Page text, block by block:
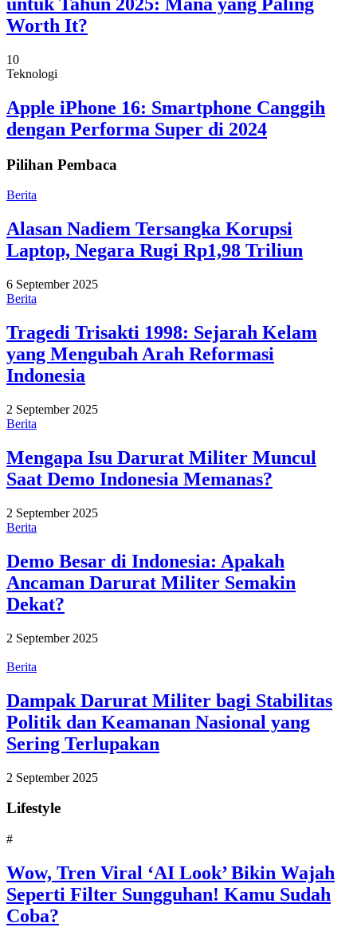
Worth It?
10
Teknologi
Apple iPhone 16: Smartphone Canggih
dengan Performa Super di 2024
Pilihan Pembaca
Berita
Alasan Nadiem Tersangka Korupsi
Laptop, Negara Rugi Rp1,98 Triliun
6 September 2025
Berita
Tragedi Trisakti 1998: Sejarah Kelam
yang Mengubah Arah Reformasi
Indonesia
2 September 2025
Berita
Mengapa Isu Darurat Militer Muncul
Saat Demo Indonesia Memanas?
2 September 2025
Berita
Demo Besar di Indonesia: Apakah
Ancaman Darurat Militer Semakin
Dekat?
2 September 2025
Berita
Dampak Darurat Militer bagi Stabilitas
Politik dan Keamanan Nasional yang
Sering Terlupakan
2 September 2025
Lifestyle
#
Wow, Tren Viral ‘AI Look’ Bikin Wajah
Seperti Filter Sungguhan! Kamu Sudah
Coba?